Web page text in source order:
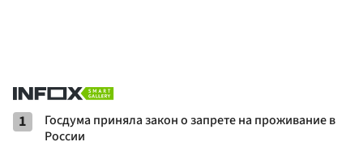
1
Госдума приняла закон о запрете на проживание в
России